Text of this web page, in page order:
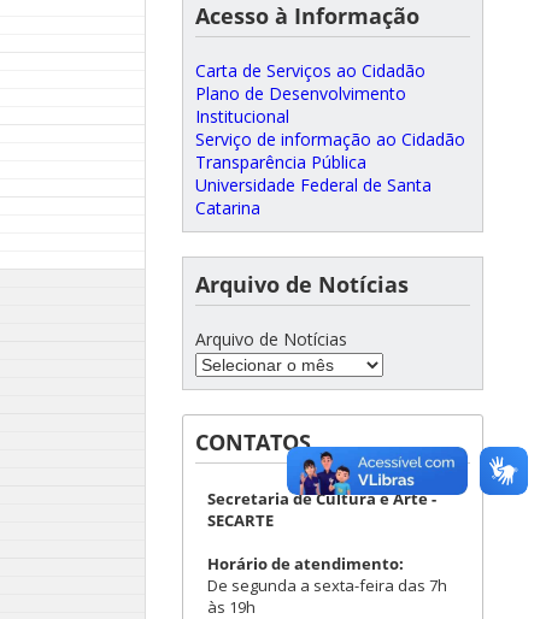
Acesso à Informação
Carta de Serviços ao Cidadão
Plano de Desenvolvimento
Institucional
Serviço de informação ao Cidadão
Transparência Pública
Universidade Federal de Santa
Catarina
Arquivo de Notícias
Arquivo de Notícias
CONTATOS
Secretaria de Cultura e Arte -
SECARTE
Horário de atendimento:
De segunda a sexta-feira das 7h
às 19h